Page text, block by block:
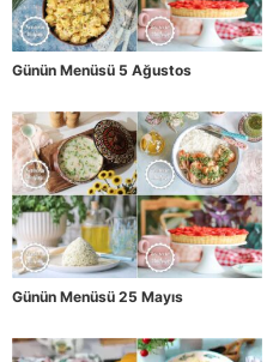
Günün Menüsü 5 Ağustos
Günün Menüsü 25 Mayıs